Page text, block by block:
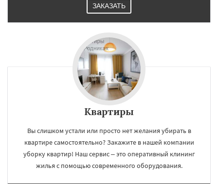
ЗАКАЗАТЬ
Квартиры
Вы слишком устали или просто нет желания убирать в
квартире самостоятельно? Закажите в нашей компании
уборку квартир! Наш сервис – это оперативный клининг
жилья с помощью современного оборудования.